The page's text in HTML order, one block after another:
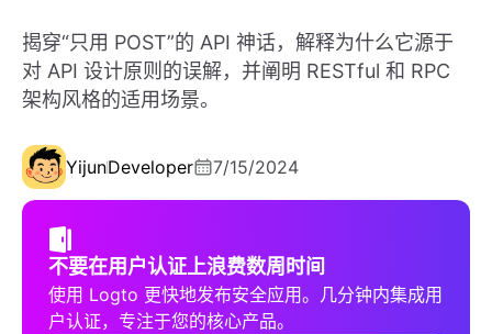
揭穿“只用 POST”的 API 神话，解释为什么它源于
对 API 设计原则的误解，并阐明 RESTful 和 RPC
架构风格的适用场景。
YijunDeveloper 7/15/2024
不要在用户认证上浪费数周时间
使用 Logto 更快地发布安全应用。几分钟内集成用
户认证，专注于您的核心产品。